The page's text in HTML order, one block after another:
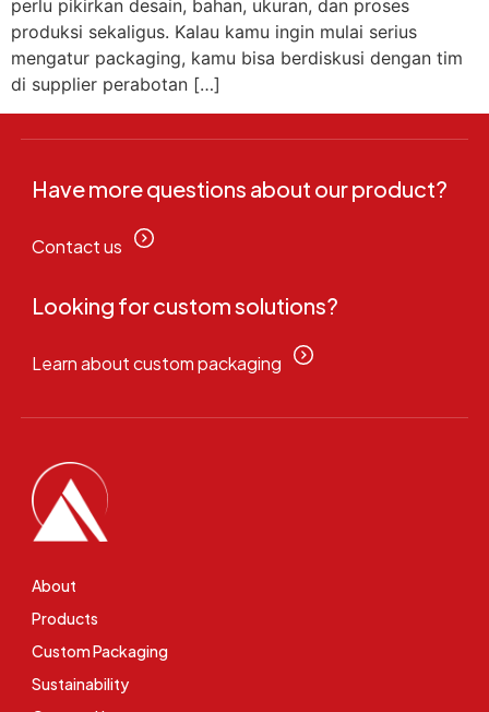
perlu pikirkan desain, bahan, ukuran, dan proses
produksi sekaligus. Kalau kamu ingin mulai serius
mengatur packaging, kamu bisa berdiskusi dengan tim
di supplier perabotan […]
Have more questions about our product?
Contact us
Looking for custom solutions?
Learn about custom packaging
About
Products
Custom Packaging
Sustainability